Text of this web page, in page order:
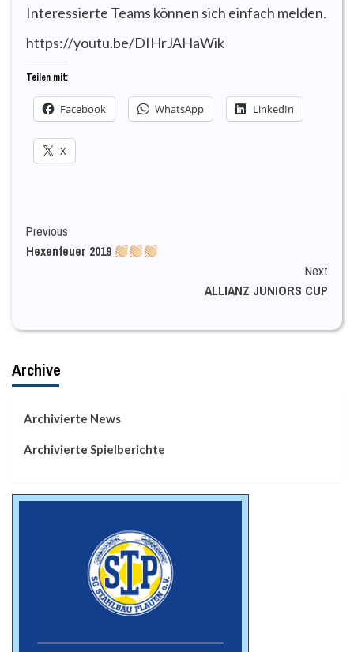
Interessierte Teams können sich einfach melden.
https://youtu.be/DIHrJAHaWik
Teilen mit:
Facebook WhatsApp LinkedIn
X
Continue
Reading
Previous
Hexenfeuer 2019
Next
ALLIANZ JUNIORS CUP
Archive
Archivierte News
Archivierte Spielberichte